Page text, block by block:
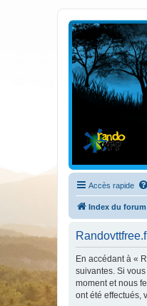
Bienvenue sur le
Accès rapide
Index du forum
En accédant à «
suivantes. Si
moment et nous
ont été effectués,